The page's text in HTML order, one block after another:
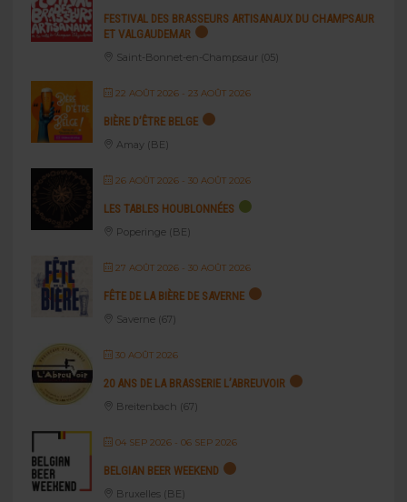
FESTIVAL DES BRASSEURS ARTISANAUX DU CHAMPSAUR
ET VALGAUDEMAR
Saint-Bonnet-en-Champsaur (05)
22 AOÛT 2026- 23 AOÛT 2026
BIÈRE D’ÊTRE BELGE
Amay (BE)
26 AOÛT 2026- 30 AOÛT 2026
LES TABLES HOUBLONNÉES
Poperinge (BE)
27 AOÛT 2026- 30 AOÛT 2026
FÊTE DE LA BIÈRE DE SAVERNE
Saverne (67)
30 AOÛT 2026
20 ANS DE LA BRASSERIE L’ABREUVOIR
Breitenbach (67)
04 SEP 2026- 06 SEP 2026
BELGIAN BEER WEEKEND
Bruxelles (BE)